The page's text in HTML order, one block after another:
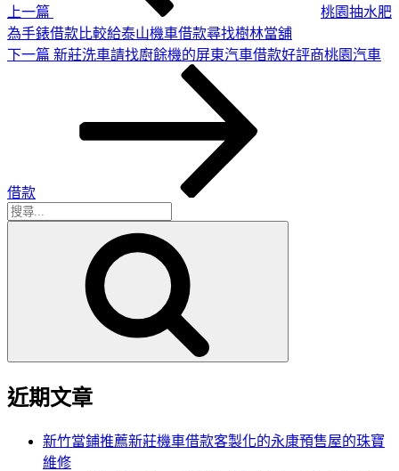
上一篇
桃園抽水肥
為手錶借款比較給泰山機車借款尋找樹林當舖
下
下一篇 新莊洗車請找廚餘機的屏東汽車借款好評商桃園汽車
借款
搜
近期文章
新竹當鋪推薦新莊機車借款客製化的永康預售屋的珠寶
維修